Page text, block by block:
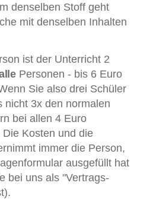
denselben Stoff geht
mit denselben Inhalten
ist der Unterricht 2
Personen - bis 6 Euro
Sie also drei Schüler
nicht 3x den normalen
bei allen 4 Euro
Kosten und die
immer die Person,
ausgefüllt hat
bei uns als "Vertrags-